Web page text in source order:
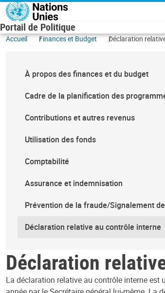
Aller au contenu principal
Portail de Politique
Accueil Finances et Budget Déclaration
À propos des finances et du budget
Cadre de la planification des
Contributions et autres revenus
Utilisation des fonds
Comptabilité
Assurance et indemnisation
Prévention de la fraude/Signalement
Déclaration relative au contrôle interne
Déclaration
La déclaration relative au contrôle interne est